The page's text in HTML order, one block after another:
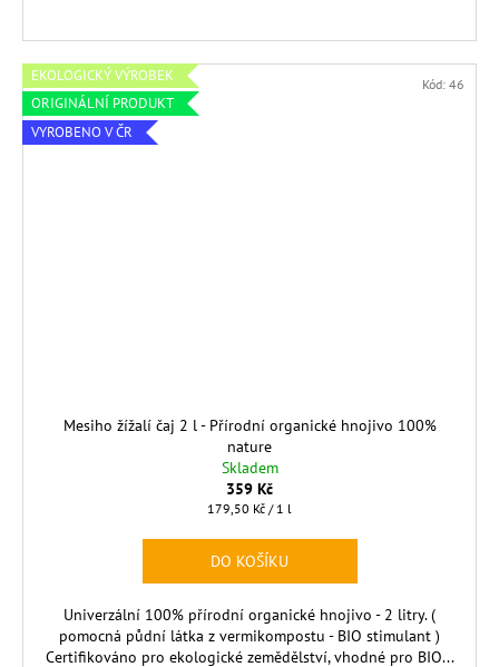
EKOLOGICKÝ VÝROBEK
ORIGINÁLNÍ PRODUKT
VYROBENO V ČR
Mesiho žížalí čaj 2 l - Přírodní organické hnojivo 100%
nature
Skladem
359 Kč
Měrná
179,50 Kč / 1 l
DO KOŠÍKU
Univerzální 100% přírodní organické hnojivo - 2 litry. (
pomocná půdní látka z vermikompostu - BIO stimulant )
Certifikováno pro ekologické zemědělství, vhodné pro BIO...
Kód: 46